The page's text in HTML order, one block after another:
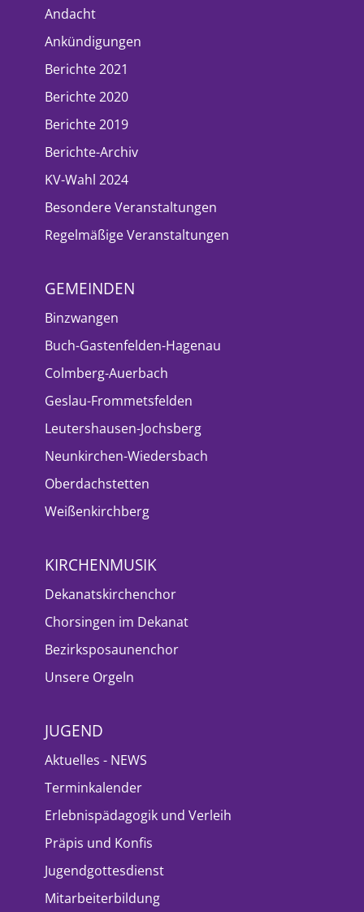
Andacht
Ankündigungen
Berichte 2021
Berichte 2020
Berichte 2019
Berichte-Archiv
KV-Wahl 2024
Besondere Veranstaltungen
Regelmäßige Veranstaltungen
GEMEINDEN
Binzwangen
Buch-Gastenfelden-Hagenau
Colmberg-Auerbach
Geslau-Frommetsfelden
Leutershausen-Jochsberg
Neunkirchen-Wiedersbach
Oberdachstetten
Weißenkirchberg
KIRCHENMUSIK
Dekanatskirchenchor
Chorsingen im Dekanat
Bezirksposaunenchor
Unsere Orgeln
JUGEND
Aktuelles - NEWS
Terminkalender
Erlebnispädagogik und Verleih
Präpis und Konfis
Jugendgottesdienst
Mitarbeiterbildung